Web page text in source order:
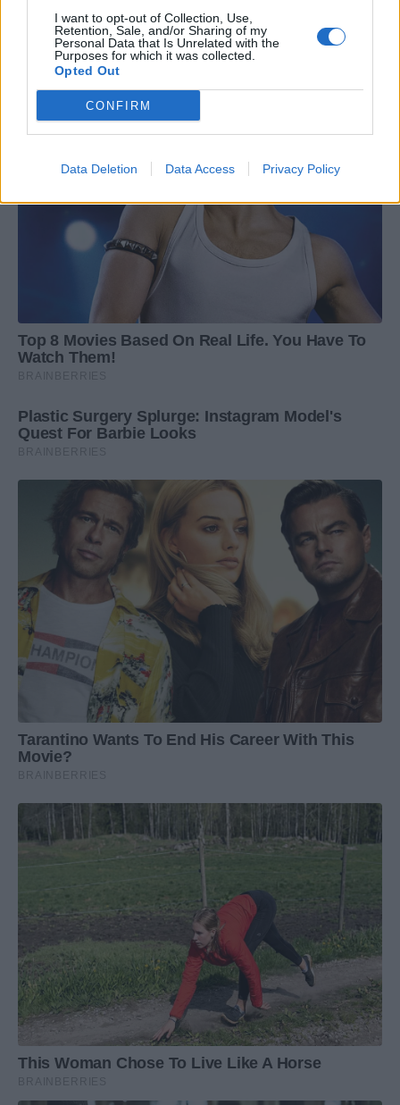
I want to opt-out of Collection, Use,
Retention, Sale, and/or Sharing of my
Personal Data that Is Unrelated with the
Purposes for which it was collected.
Opted Out
CONFIRM
Data Deletion Data Access Privacy Policy